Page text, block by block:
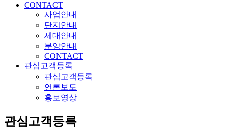
CONTACT
사업안내
단지안내
세대안내
분양안내
CONTACT
관심고객등록
관심고객등록
언론보도
홍보영상
관심고객등록